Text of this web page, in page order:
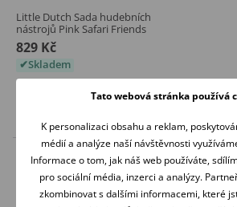
Little Dutch Sada hudebních
nástrojů Pink Safari Friends
829 Kč
Skladem
Tato webová stránka používá
K personalizaci obsahu a reklam,
médií a analýze naší návštěvnosti
Informace o tom, jak náš web používáte,
pro sociální média, inzerci a analýzy.
zkombinovat s dalšími informacemi, které